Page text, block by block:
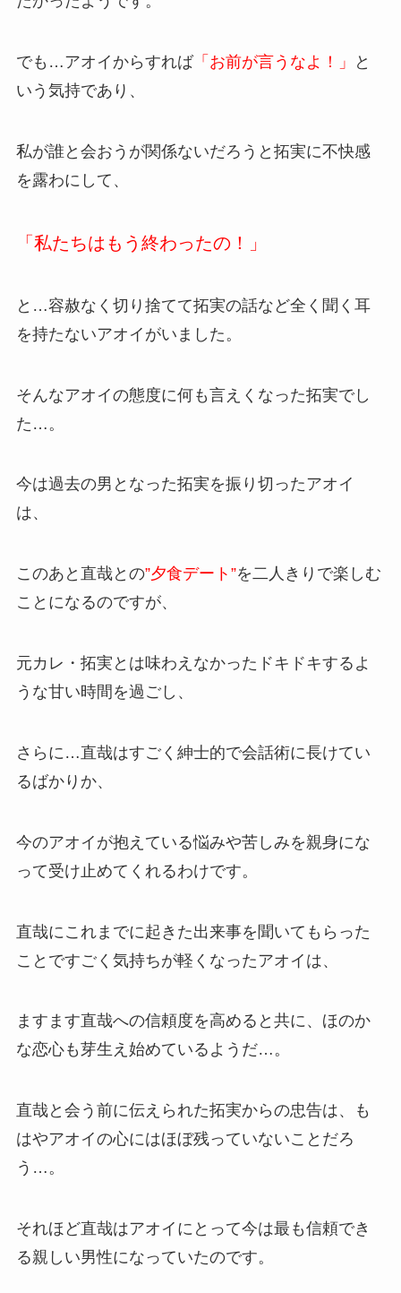
でも…アオイからすれば「お前が言うなよ！」
と
いう気持であり、
私が誰と会おうが関係ないだろうと拓実に不快感
を露わにして、
「私たちはもう終わったの！」
と…容赦なく切り捨てて拓実の話など全く聞く耳
を持たないアオイがいました。
そんなアオイの態度に何も言えくなった拓実でし
た…。
今は過去の男となった拓実を振り切ったアオイ
は、
このあと直哉との”夕食デート”を二人きりで楽しむ
ことになるのですが、
元カレ・拓実とは味わえなかったドキドキするよ
うな甘い時間 を過ごし、
さらに…直哉はすごく紳士的で会話術に長けてい
るばかりか、
今のアオイが抱えている悩みや苦しみを親身にな
って受け止めてくれるわけです。
直哉にこれまでに起きた出来事を聞いてもらった
ことですごく気持ちが軽くなったアオイは、
ますます直哉への信頼度を高めると共に、ほのか
な恋心も芽生え始めているようだ…。
直哉と会う前に伝えられた拓実からの忠告は、も
はやアオイの心にはほぼ残っていないことだろ
う…。
それほど直哉はアオイにとって今は最も信頼でき
る親しい男性になっていたのです。